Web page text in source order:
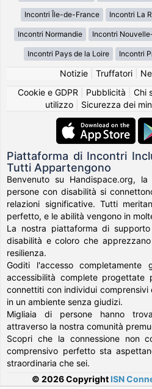
Incontri Île-de-France Incontri La
Incontri Normandie Incontri
Incontri Pays de la Loire Incontri
Notizie| Truffatori|
Cookie e GDPR
Pubblicità Chi
utilizzo| Sicurezza dei
Piattaforma di Incontri
Tutti Appartengono
Benvenuto su Handispace.org,
persone con disabilità si
relazioni significative. Tutti
perfetto, e le abilità vengono in
La nostra piattaforma di
disabilità e coloro che
resilienza.
Goditi l'accesso
accessibilità complete
connettiti con individui comprensivi
in un ambiente senza giudizi.
Migliaia di persone hanno
attraverso la nostra comunità
Scopri che la connessione non
comprensivo perfetto sta
straordinaria che sei.
© 2026 Copyright ISN